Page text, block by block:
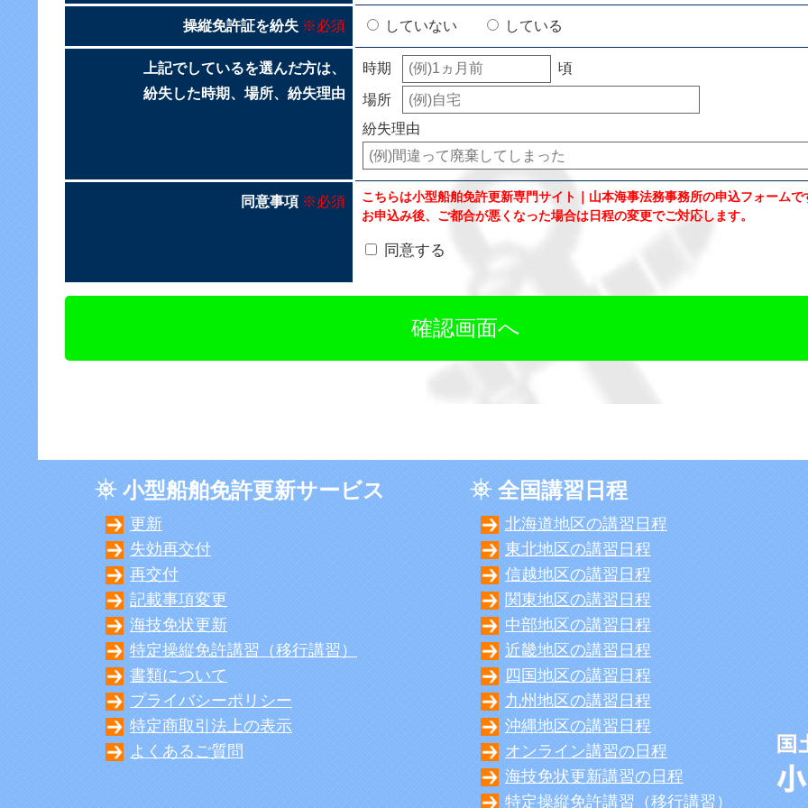
操縦免許証を紛失 ※必須 していない している
上記でしているを選んだ方は、
紛失した時期、場所、紛失理由
時期 頃
場所
紛失理由
同意事項 ※必須
こちらは小型船舶免許更新専門サイト｜山本海事法務事務所の申込フォームで
お申込み後、ご都合が悪くなった場合は日程の変更でご対応します。
同意する
小型船舶免許更新サービス
更新
失効再交付
再交付
記載事項変更
海技免状更新
特定操縦免許講習（移行講習）
書類について
プライバシーポリシー
特定商取引法上の表示
よくあるご質問
全国講習日程
北海道地区の講習日程
東北地区の講習日程
信越地区の講習日程
関東地区の講習日程
中部地区の講習日程
近畿地区の講習日程
四国地区の講習日程
九州地区の講習日程
沖縄地区の講習日程
オンライン講習の日程
海技免状更新講習の日程
特定操縦免許講習（移行講習）